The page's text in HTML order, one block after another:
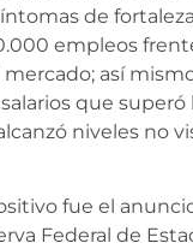
de
empleos
así
que superó
niveles no
fue el
Federal de